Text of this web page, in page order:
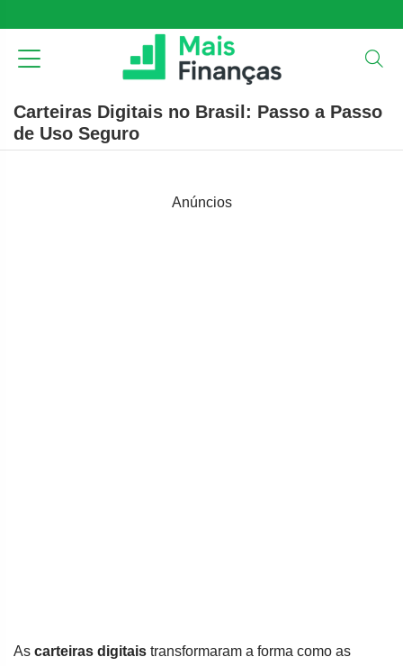
Carteiras Digitais no Brasil: Passo a Passo
de Uso Seguro
Anúncios
As carteiras digitais transformaram a forma como as